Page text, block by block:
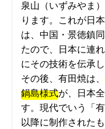
泉山（いずみやま
ります。これが日
は、中国・景徳鎮
たので、日本に連
にその技術を伝承し
その後、有田焼は、
鍋島様式が、日本
す。現代でいう「
以降に制作された